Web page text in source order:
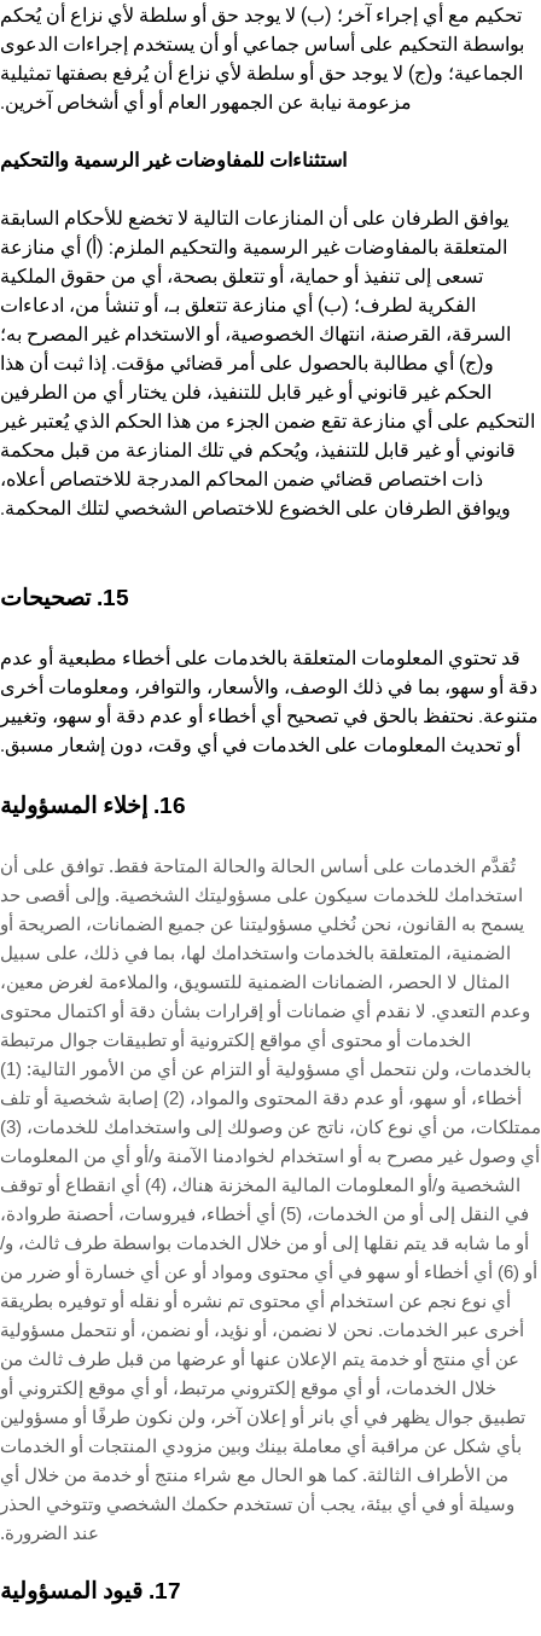
تحكيم مع أي إجراء آخر؛ (ب) لا يوجد حق أو سلطة لأي نزاع أن يُحكم
بواسطة التحكيم على أساس جماعي أو أن يستخدم إجراءات الدعوى
الجماعية؛ و(ج) لا يوجد حق أو سلطة لأي نزاع أن يُرفع بصفتها تمثيلية
مزعومة نيابة عن الجمهور العام أو أي أشخاص آخرين.
استثناءات للمفاوضات غير الرسمية والتحكيم
يوافق الطرفان على أن المنازعات التالية لا تخضع للأحكام السابقة
المتعلقة بالمفاوضات غير الرسمية والتحكيم الملزم: (أ) أي منازعة
تسعى إلى تنفيذ أو حماية، أو تتعلق بصحة، أي من حقوق الملكية
الفكرية لطرف؛ (ب) أي منازعة تتعلق بـ، أو تنشأ من، ادعاءات
السرقة، القرصنة، انتهاك الخصوصية، أو الاستخدام غير المصرح به؛
و(ج) أي مطالبة بالحصول على أمر قضائي مؤقت. إذا ثبت أن هذا
الحكم غير قانوني أو غير قابل للتنفيذ، فلن يختار أي من الطرفين
التحكيم على أي منازعة تقع ضمن الجزء من هذا الحكم الذي يُعتبر غير
قانوني أو غير قابل للتنفيذ، ويُحكم في تلك المنازعة من قبل محكمة
ذات اختصاص قضائي ضمن المحاكم المدرجة للاختصاص أعلاه،
ويوافق الطرفان على الخضوع للاختصاص الشخصي لتلك المحكمة.
15. تصحيحات
قد تحتوي المعلومات المتعلقة بالخدمات على أخطاء مطبعية أو عدم
دقة أو سهو، بما في ذلك الوصف، والأسعار، والتوافر، ومعلومات أخرى
متنوعة. نحتفظ بالحق في تصحيح أي أخطاء أو عدم دقة أو سهو، وتغيير
أو تحديث المعلومات على الخدمات في أي وقت، دون إشعار مسبق.
16. إخلاء المسؤولية
تُقدَّم الخدمات على أساس الحالة والحالة المتاحة فقط. توافق على أن
استخدامك للخدمات سيكون على مسؤوليتك الشخصية. وإلى أقصى حد
يسمح به القانون، نحن نُخلي مسؤوليتنا عن جميع الضمانات، الصريحة أو
الضمنية، المتعلقة بالخدمات واستخدامك لها، بما في ذلك، على سبيل
المثال لا الحصر، الضمانات الضمنية للتسويق، والملاءمة لغرض معين،
وعدم التعدي. لا نقدم أي ضمانات أو إقرارات بشأن دقة أو اكتمال محتوى
الخدمات أو محتوى أي مواقع إلكترونية أو تطبيقات جوال مرتبطة
بالخدمات، ولن نتحمل أي مسؤولية أو التزام عن أي من الأمور التالية: (1)
أخطاء، أو سهو، أو عدم دقة المحتوى والمواد، (2) إصابة شخصية أو تلف
ممتلكات، من أي نوع كان، ناتج عن وصولك إلى واستخدامك للخدمات، (3)
أي وصول غير مصرح به أو استخدام لخوادمنا الآمنة و/أو أي من المعلومات
الشخصية و/أو المعلومات المالية المخزنة هناك، (4) أي انقطاع أو توقف
في النقل إلى أو من الخدمات، (5) أي أخطاء، فيروسات، أحصنة طروادة،
أو ما شابه قد يتم نقلها إلى أو من خلال الخدمات بواسطة طرف ثالث، و/
أو (6) أي أخطاء أو سهو في أي محتوى ومواد أو عن أي خسارة أو ضرر من
أي نوع نجم عن استخدام أي محتوى تم نشره أو نقله أو توفيره بطريقة
أخرى عبر الخدمات. نحن لا نضمن، أو نؤيد، أو نضمن، أو نتحمل مسؤولية
عن أي منتج أو خدمة يتم الإعلان عنها أو عرضها من قبل طرف ثالث من
خلال الخدمات، أو أي موقع إلكتروني مرتبط، أو أي موقع إلكتروني أو
تطبيق جوال يظهر في أي بانر أو إعلان آخر، ولن نكون طرفًا أو مسؤولين
بأي شكل عن مراقبة أي معاملة بينك وبين مزودي المنتجات أو الخدمات
من الأطراف الثالثة. كما هو الحال مع شراء منتج أو خدمة من خلال أي
وسيلة أو في أي بيئة، يجب أن تستخدم حكمك الشخصي وتتوخي الحذر
عند الضرورة.
17. قيود المسؤولية